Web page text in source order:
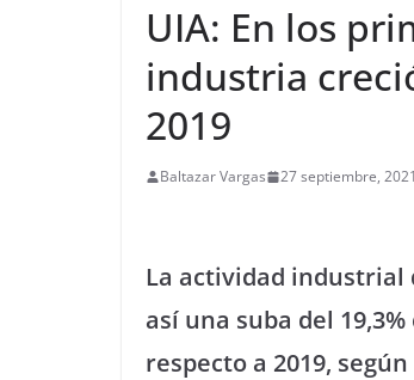
UIA: En los
industria
2019
Baltazar Vargas 27 septiembre, 2021
La actividad industrial
así una suba del
respecto a 2019,